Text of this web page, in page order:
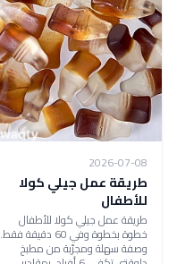
2026-07-08
طريقة عمل جيلي كولا
للأطفال
طريقة عمل جيلي كولا للأطفال
خطوة بخطوة وفي 60 دقيقة فقط.
وصفة سهلة ومجرّبة من مطبخ